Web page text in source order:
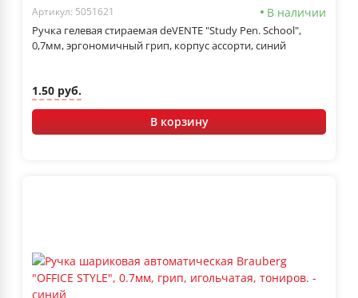
Артикул: 5051621 В наличии
Ручка гелевая стираемая deVENTE "Study Pen. School",
0,7мм, эргономичный грип, корпус ассорти, синий
1.50 руб.
В корзину